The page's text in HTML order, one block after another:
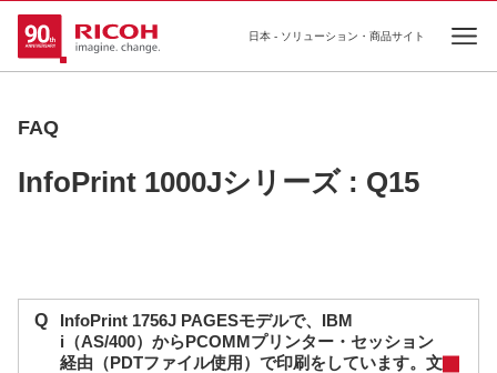
日本 - ソリューション・商品サイト
FAQ
InfoPrint 1000Jシリーズ : Q15
Q
InfoPrint 1756J PAGESモデルで、IBM
i（AS/400）からPCOMMプリンター・セッション
経由（PDTファイル使用）で印刷をしています。文